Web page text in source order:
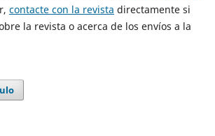
contacte con la revista directamente si
la revista o acerca de los envíos a la